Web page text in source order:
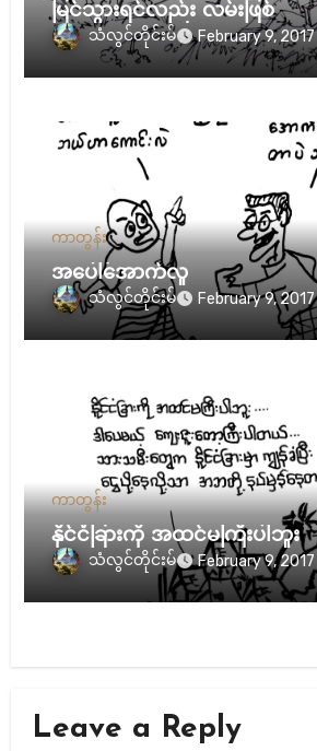
မြင်သွားရင်လည်း လမ်းဖြစ်
သံလွင်တိုင်းမ် February 9, 2017
ကာတွန်း
အပေါ်အောက်လူ
သံလွင်တိုင်းမ် February 9, 2017
ကာတွန်း
နိုင်ငံခြားကို အထင်မကြီးပါဘူး
သံလွင်တိုင်းမ် February 9, 2017
Leave a Reply